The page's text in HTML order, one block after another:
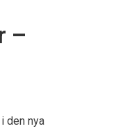
–
den nya